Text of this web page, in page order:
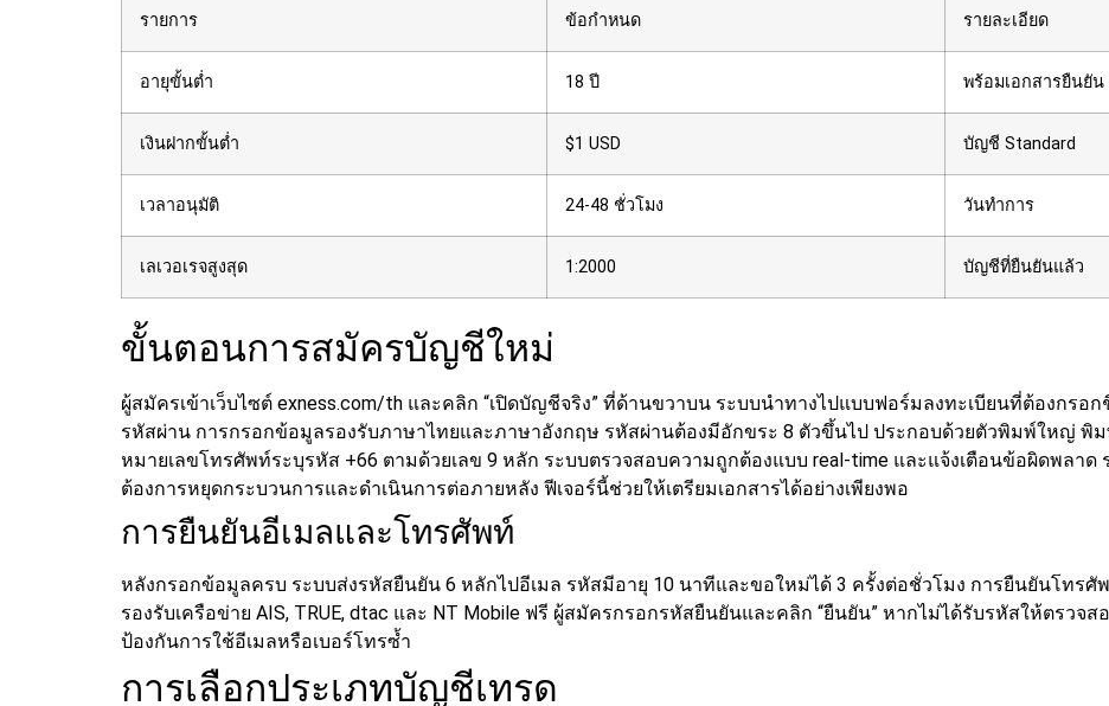
รายการ ข้อกำหนด รายละเอียด
อายุขั้นต่ำ 18 ปี พร้อมเอกสารยืนยัน
เงินฝากขั้นต่ำ $1 USD บัญชี Standard
เวลาอนุมัติ 24-48 ชั่วโมง วันทำการ
เลเวอเรจสูงสุด 1:2000 บัญชีที่ยืนยันแล้ว
ขั้นตอนการสมัครบัญชีใหม่
ผู้สมัครเข้าเว็บไซต์ exness.com/th และคลิก “เปิดบัญชีจริง” ที่ด้านขวาบน ระบบนำทางไปแบบฟอร์มลงทะเบียนที่ต้องกร
รหัสผ่าน การกรอกข้อมูลรองรับภาษาไทยและภาษาอังกฤษ รหัสผ่านต้องมีอักขระ 8 ตัวขึ้นไป ประกอบด้วยตัวพิมพ์ใหญ่ พิ
หมายเลขโทรศัพท์ระบุรหัส +66 ตามด้วยเลข 9 หลัก ระบบตรวจสอบความถูกต้องแบบ real-time และแจ้งเตือนข้อผิดพลาด
ต้องการหยุดกระบวนการและดำเนินการต่อภายหลัง ฟีเจอร์นี้ช่วยให้เตรียมเอกสารได้อย่างเพียงพอ
การยืนยันอีเมลและโทรศัพท์
หลังกรอกข้อมูลครบ ระบบส่งรหัสยืนยัน 6 หลักไปอีเมล รหัสมีอายุ 10 นาทีและขอใหม่ได้ 3 ครั้งต่อชั่วโมง การยืนยันโทรศั
รองรับเครือข่าย AIS, TRUE, dtac และ NT Mobile ฟรี ผู้สมัครกรอกรหัสยืนยันและคลิก “ยืนยัน” หากไม่ได้รับรหัสให้ตรวจส
ป้องกันการใช้อีเมลหรือเบอร์โทรซ้ำ
การเลือกประเภทบัญชีเทรด